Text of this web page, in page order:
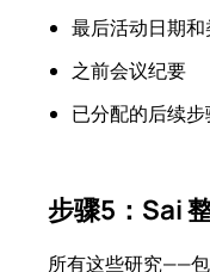
最后活动日期和
之前会议纪要
已分配的后续步
步骤5：Sai
所有这些研究——